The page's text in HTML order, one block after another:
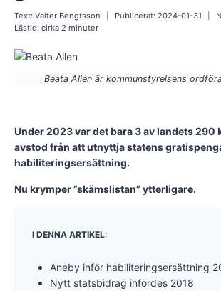
Text: Valter Bengtsson Publicerat: 2024-01-31
Lästid: cirka 2 minuter
Beata Allen är kommunstyrelsens
Under 2023 var det bara 3 av landets 290
avstod från att utnyttja statens
habiliteringsersättning.
Nu krymper ”skämslistan” ytterligare.
I DENNA ARTIKEL:
Aneby inför habiliteringsersättning
Nytt statsbidrag infördes 2018